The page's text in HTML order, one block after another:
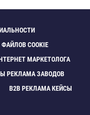
COOKIE
МАРКЕТОЛОГА
РЕКЛАМА ЗАВОДО
B2B РЕКЛАМА КЕЙСЫ